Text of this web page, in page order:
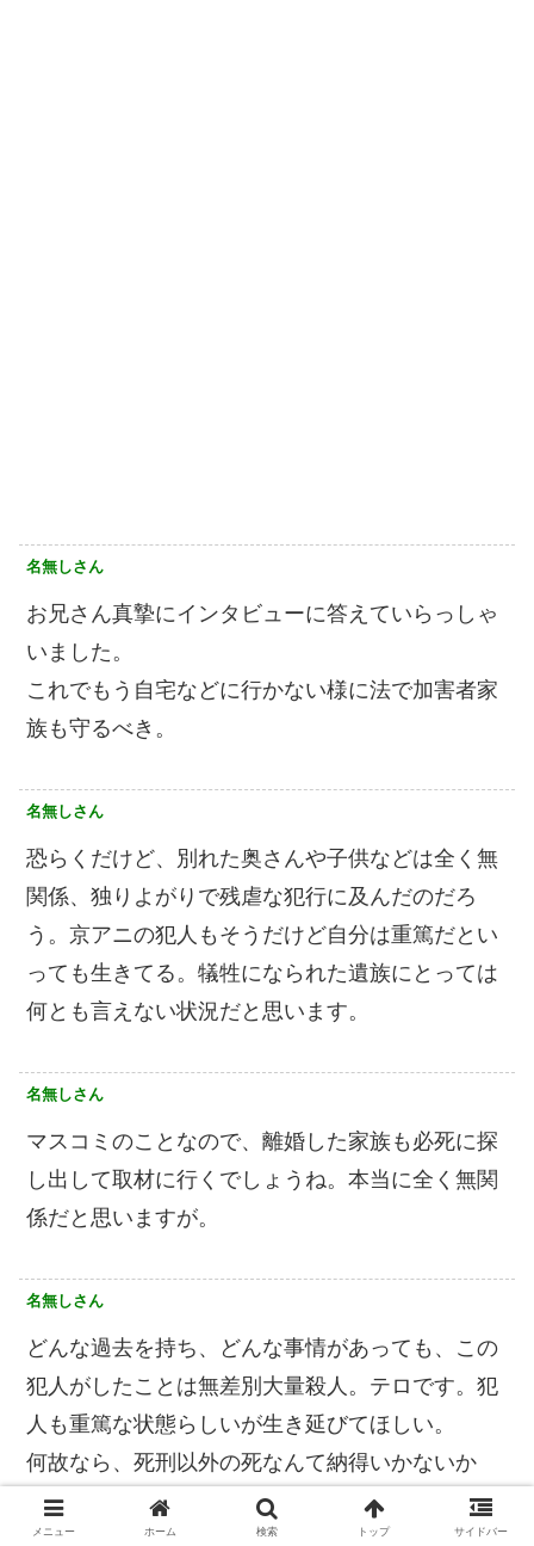
名無しさん
お兄さん真摯にインタビューに答えていらっしゃ
いました。
これでもう自宅などに行かない様に法で加害者家
族も守るべき。
名無しさん
恐らくだけど、別れた奥さんや子供などは全く無
関係、独りよがりで残虐な犯行に及んだのだろ
う。京アニの犯人もそうだけど自分は重篤だとい
っても生きてる。犠牲になられた遺族にとっては
何とも言えない状況だと思います。
名無しさん
マスコミのことなので、離婚した家族も必死に探
し出して取材に行くでしょうね。本当に全く無関
係だと思いますが。
名無しさん
どんな過去を持ち、どんな事情があっても、この
犯人がしたことは無差別大量殺人。テロです。犯
人も重篤な状態らしいが生き延びてほしい。
何故なら、死刑以外の死なんて納得いかないか
ら。
メニュー ホーム 検索 トップ サイドバー